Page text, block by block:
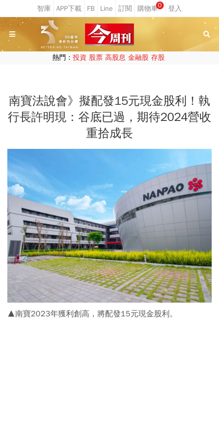
0
熱門： 投資 股票 高股息 金融股 存股
南寶法說會》擬配發15元現金股利！執
行長許明現：谷底已過，期待2024營收
重拾成長
▲南寶2023年獲利創高，將配發15元現金股利。